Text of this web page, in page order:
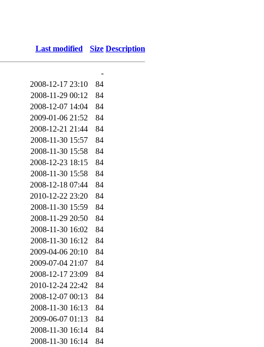
Last modified Size Description
-
2008-12-17 23:10
84
2008-11-29 00:12
84
2008-12-07 14:04
84
2009-01-06 21:52
84
2008-12-21 21:44
84
2008-11-30 15:57
84
2008-11-30 15:58
84
2008-12-23 18:15
84
2008-11-30 15:58
84
2008-12-18 07:44
84
2010-12-22 23:20
84
2008-11-30 15:59
84
2008-11-29 20:50
84
2008-11-30 16:02
84
2008-11-30 16:12
84
2009-04-06 20:10
84
2009-07-04 21:07
84
2008-12-17 23:09
84
2010-12-24 22:42
84
2008-12-07 00:13
84
2008-11-30 16:13
84
2009-06-07 01:13
84
2008-11-30 16:14
84
2008-11-30 16:14
84